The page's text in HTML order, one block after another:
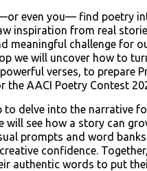
even you— find poetry
inspiration from real
meaningful challenge for
we will uncover how to
verses, to prepare
the AACI Poetry Contest
to delve into the narrative
will see how a story can
prompts and word
confidence.
authentic words to put